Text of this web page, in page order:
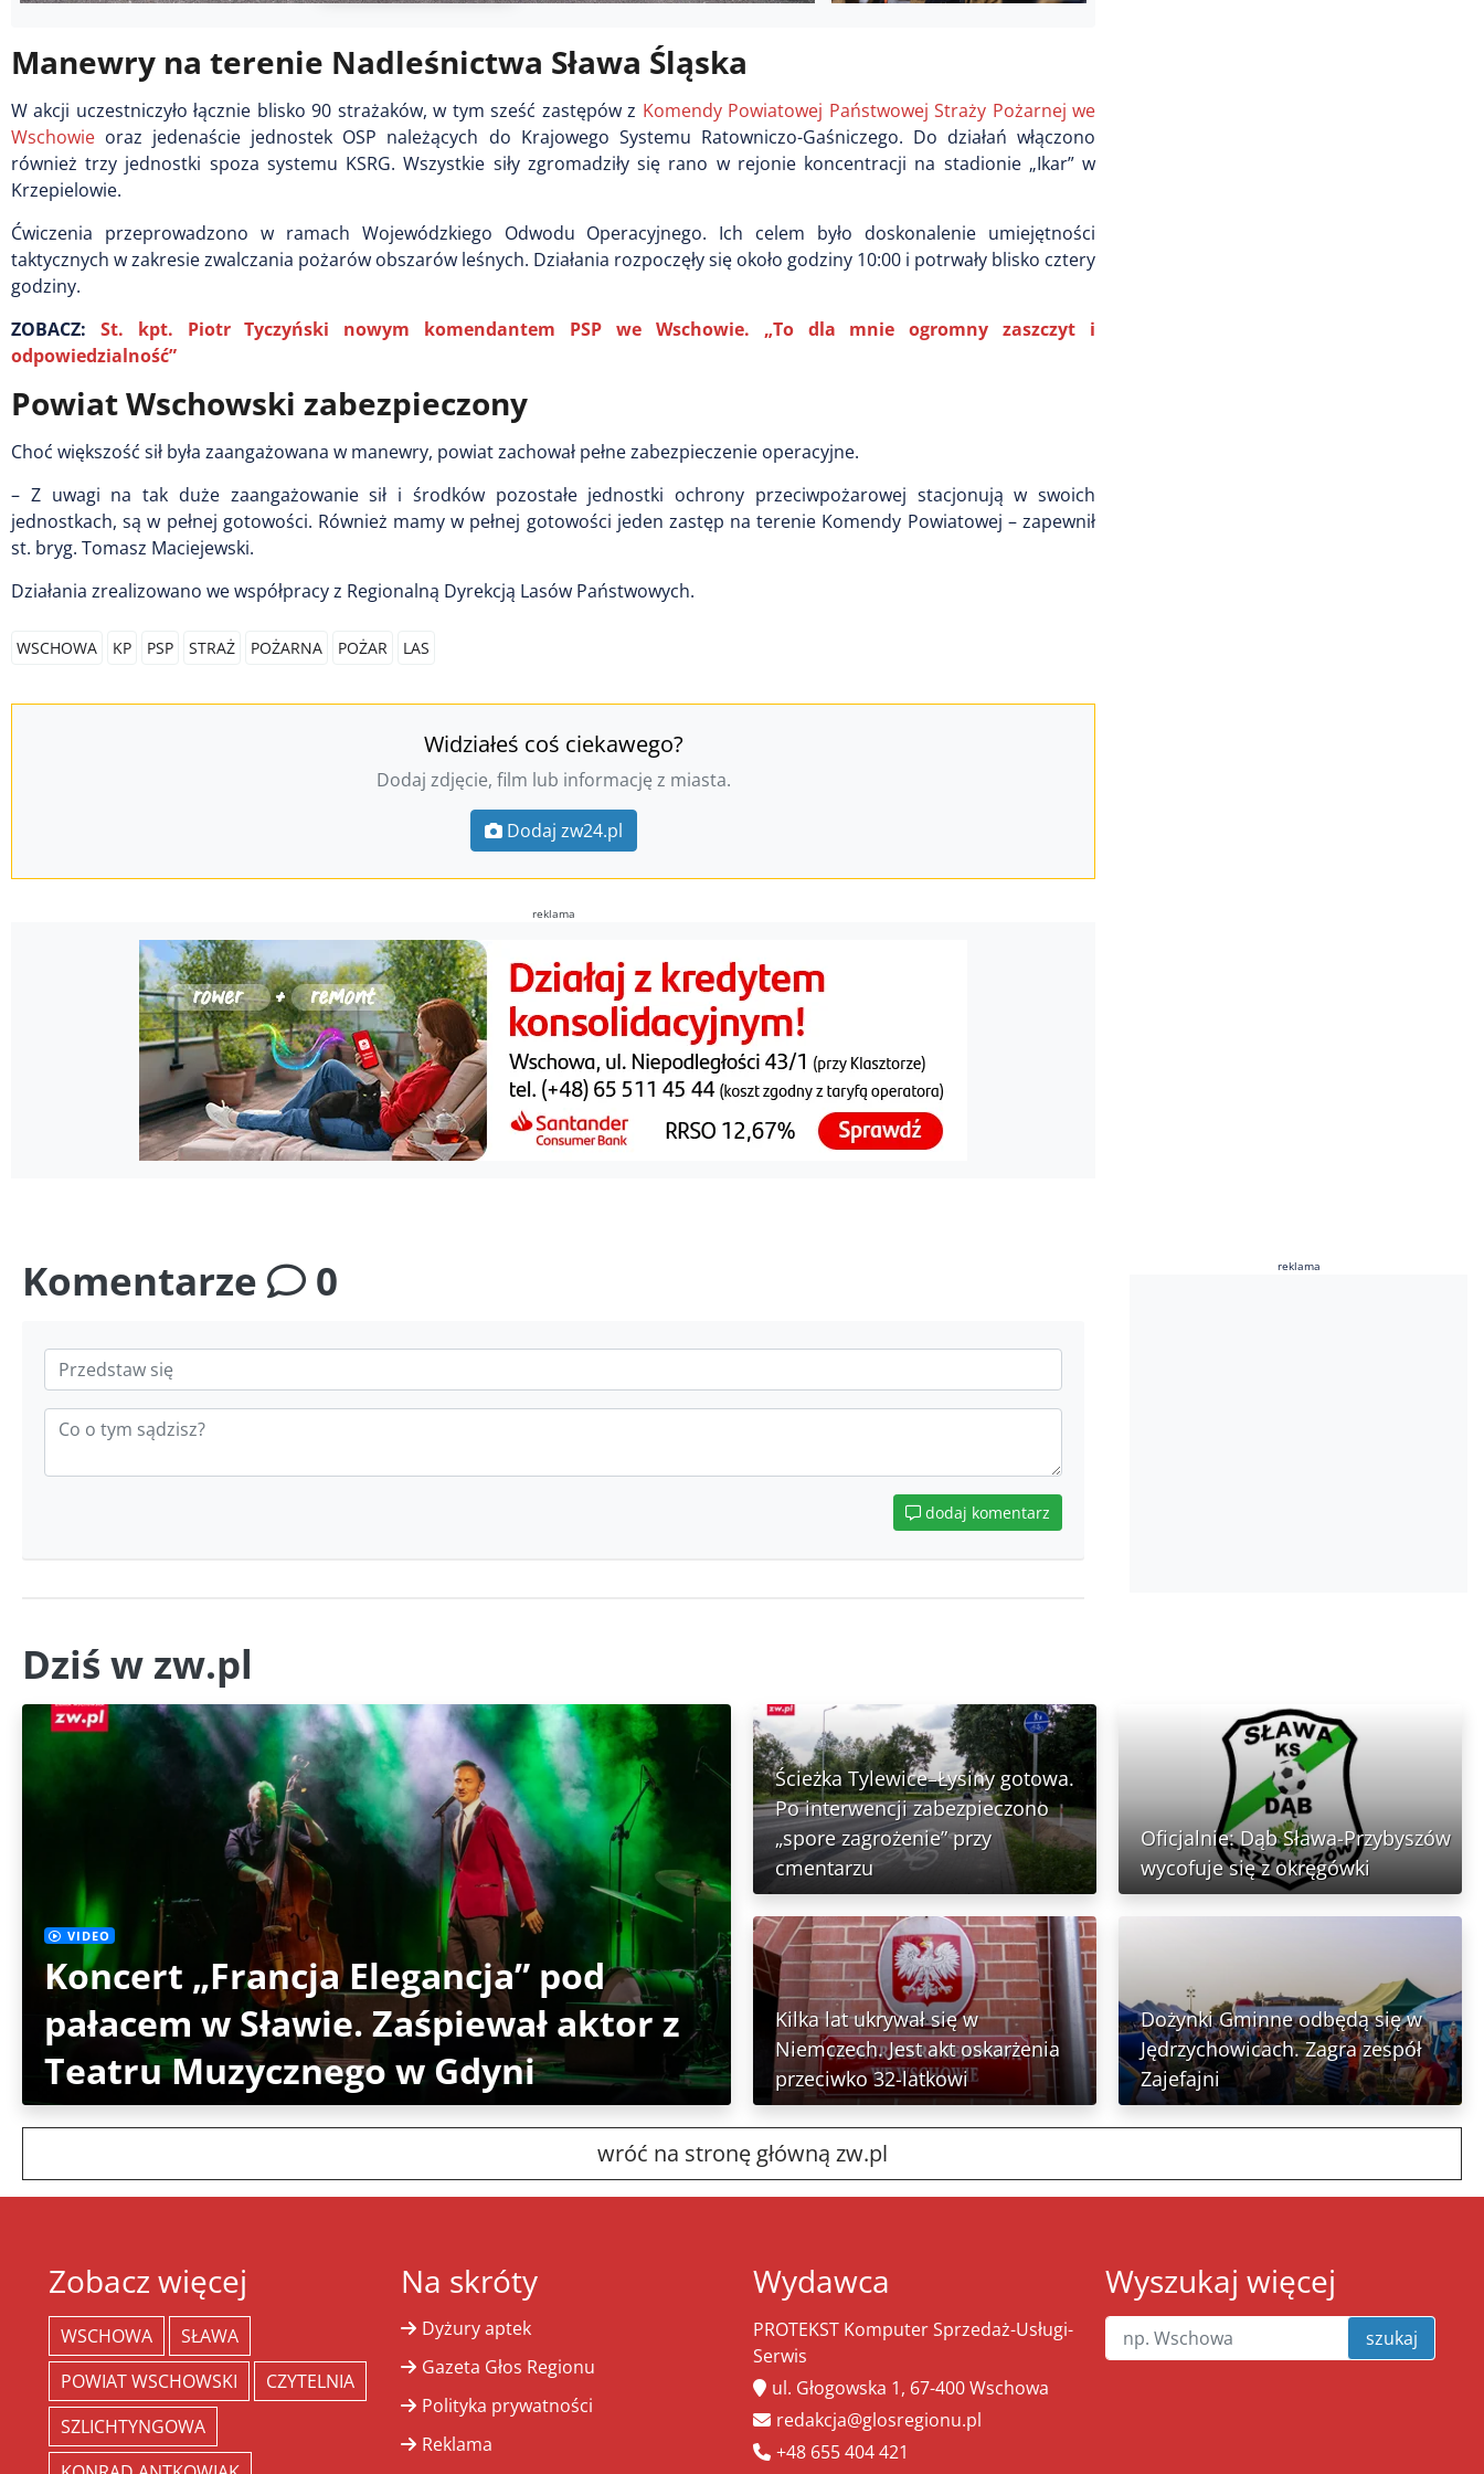
Manewry na terenie Nadleśnictwa Sława Śląska
W akcji uczestniczyło łącznie blisko 90 strażaków, w tym sześć zastępów z Komendy Powiatowej Państwowej Straży Pożarnej we
Wschowie oraz jedenaście jednostek OSP należących do Krajowego Systemu Ratowniczo-Gaśniczego. Do działań włączono
również trzy jednostki spoza systemu KSRG. Wszystkie siły zgromadziły się rano w rejonie koncentracji na stadionie „Ikar” w
Krzepielowie.
Ćwiczenia przeprowadzono w ramach Wojewódzkiego Odwodu Operacyjnego. Ich celem było doskonalenie umiejętności
taktycznych w zakresie zwalczania pożarów obszarów leśnych. Działania rozpoczęły się około godziny 10:00 i potrwały blisko cztery
godziny.
ZOBACZ: St. kpt. Piotr Tyczyński nowym komendantem PSP we Wschowie. „To dla mnie ogromny zaszczyt i
odpowiedzialność”
Powiat Wschowski zabezpieczony
Choć większość sił była zaangażowana w manewry, powiat zachował pełne zabezpieczenie operacyjne.
– Z uwagi na tak duże zaangażowanie sił i środków pozostałe jednostki ochrony przeciwpożarowej stacjonują w swoich
jednostkach, są w pełnej gotowości. Również mamy w pełnej gotowości jeden zastęp na terenie Komendy Powiatowej – zapewnił
st. bryg. Tomasz Maciejewski.
Działania zrealizowano we współpracy z Regionalną Dyrekcją Lasów Państwowych.
WSCHOWA KP PSP STRAŻ POŻARNA POŻAR LAS
Widziałeś coś ciekawego?
Dodaj zdjęcie, film lub informację z miasta.
Dodaj zw24.pl
reklama
Komentarze 0
dodaj komentarz
reklama
Dziś w zw.pl
VIDEO
Koncert „Francja Elegancja” pod
pałacem w Sławie. Zaśpiewał aktor z
Teatru Muzycznego w Gdyni
Ścieżka Tylewice–Łysiny gotowa.
Po interwencji zabezpieczono
„spore zagrożenie” przy
cmentarzu
Oficjalnie: Dąb Sława-Przybyszów
wycofuje się z okręgówki
Kilka lat ukrywał się w
Niemczech. Jest akt oskarżenia
przeciwko 32-latkowi
Dożynki Gminne odbędą się w
Jędrzychowicach. Zagra zespół
Zajefajni
wróć na stronę główną zw.pl
Zobacz więcej
WSCHOWA
SŁAWA
POWIAT WSCHOWSKI
CZYTELNIA
SZLICHTYNGOWA
Na skróty
Dyżury aptek
Gazeta Głos Regionu
Polityka prywatności
Reklama
Wydawca
PROTEKST Komputer Sprzedaż-Usługi-
Serwis
ul. Głogowska 1, 67-400 Wschowa
redakcja@glosregionu.pl
+48 655 404 421
Wyszukaj więcej
szukaj